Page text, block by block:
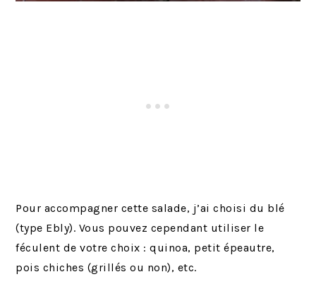
Pour accompagner cette salade, j’ai choisi du blé
(type Ebly). Vous pouvez cependant utiliser le
féculent de votre choix : quinoa, petit épeautre,
pois chiches (grillés ou non), etc.